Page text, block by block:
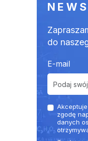
do
E-mail
Akceptuje
zgodę
danych